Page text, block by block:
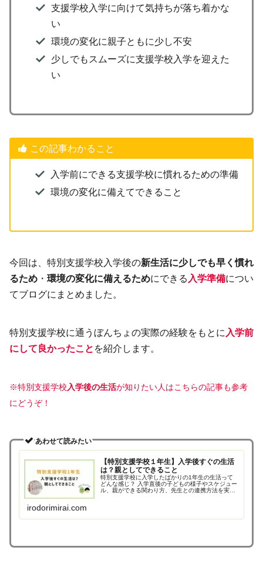
支援学校入学に向けて気持ちが落ち着かな
い
環境の変化に親子ともに少し不安
少しでもスムーズに支援学校入学を迎えた
い
この記事わかること
入学前にできる支援学校に慣れるための準備
環境の変化に備えてできること
今回は、特別支援学校入学後の新生活に少しでも早く慣れ
るため ・ 環境の変化に備えるためにできる 入学準備につい
てブログにまとめました。
特別支援学校に通うぼんちょの実際の経験をもとに 入学前
にして良かったこと を紹介します。
※特別支援学校入学後の生活が知りたい人はこちらの記事も参考
にどうぞ！
あわせて読みたい
【特別支援学校１年生】入学後すぐの生活
は？親としてできること
特別支援学校に入学したばかりの1年生の生活って
どんな感じ？ 入学直後の子どもの様子やスケジュー
ル、親ができる関わり方、先生との連携方法を実体
irodorimirai.com